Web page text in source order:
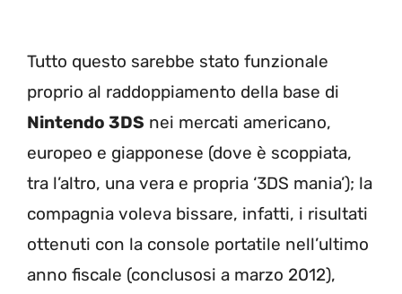
Tutto questo sarebbe stato funzionale
proprio al raddoppiamento della base di
Nintendo 3DS nei mercati americano,
europeo e giapponese (dove è scoppiata,
tra l’altro, una vera e propria ‘3DS mania’); la
compagnia voleva bissare, infatti, i risultati
ottenuti con la console portatile nell’ultimo
anno fiscale (conclusosi a marzo 2012),